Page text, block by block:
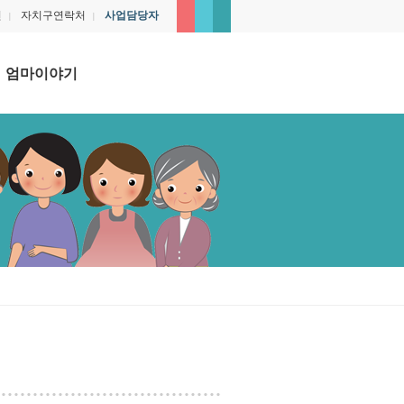
자치구연락처 사업담당자
엄마이야기